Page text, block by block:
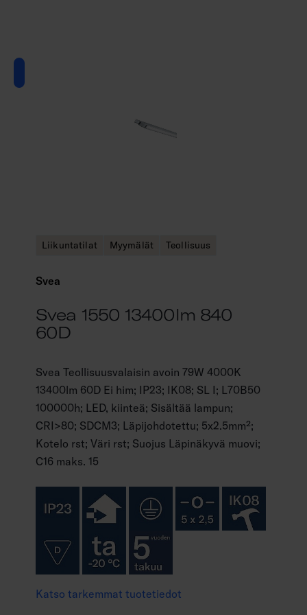
Liikuntatilat Myymälät Teollisuus
Svea
Svea 1550 13400lm 840
60D
Svea Teollisuusvalaisin avoin 79W 4000K
13400lm 60D Ei him; IP23; IK08; SL I; L70B50
100000h; LED, kiinteä; Sisältää lampun;
CRI>80; SDCM3; Läpijohdotettu; 5x2.5mm²;
Kotelo rst; Väri rst; Suojus Läpinäkyvä muovi;
C16 maks. 15
Katso tarkemmat tuotetiedot